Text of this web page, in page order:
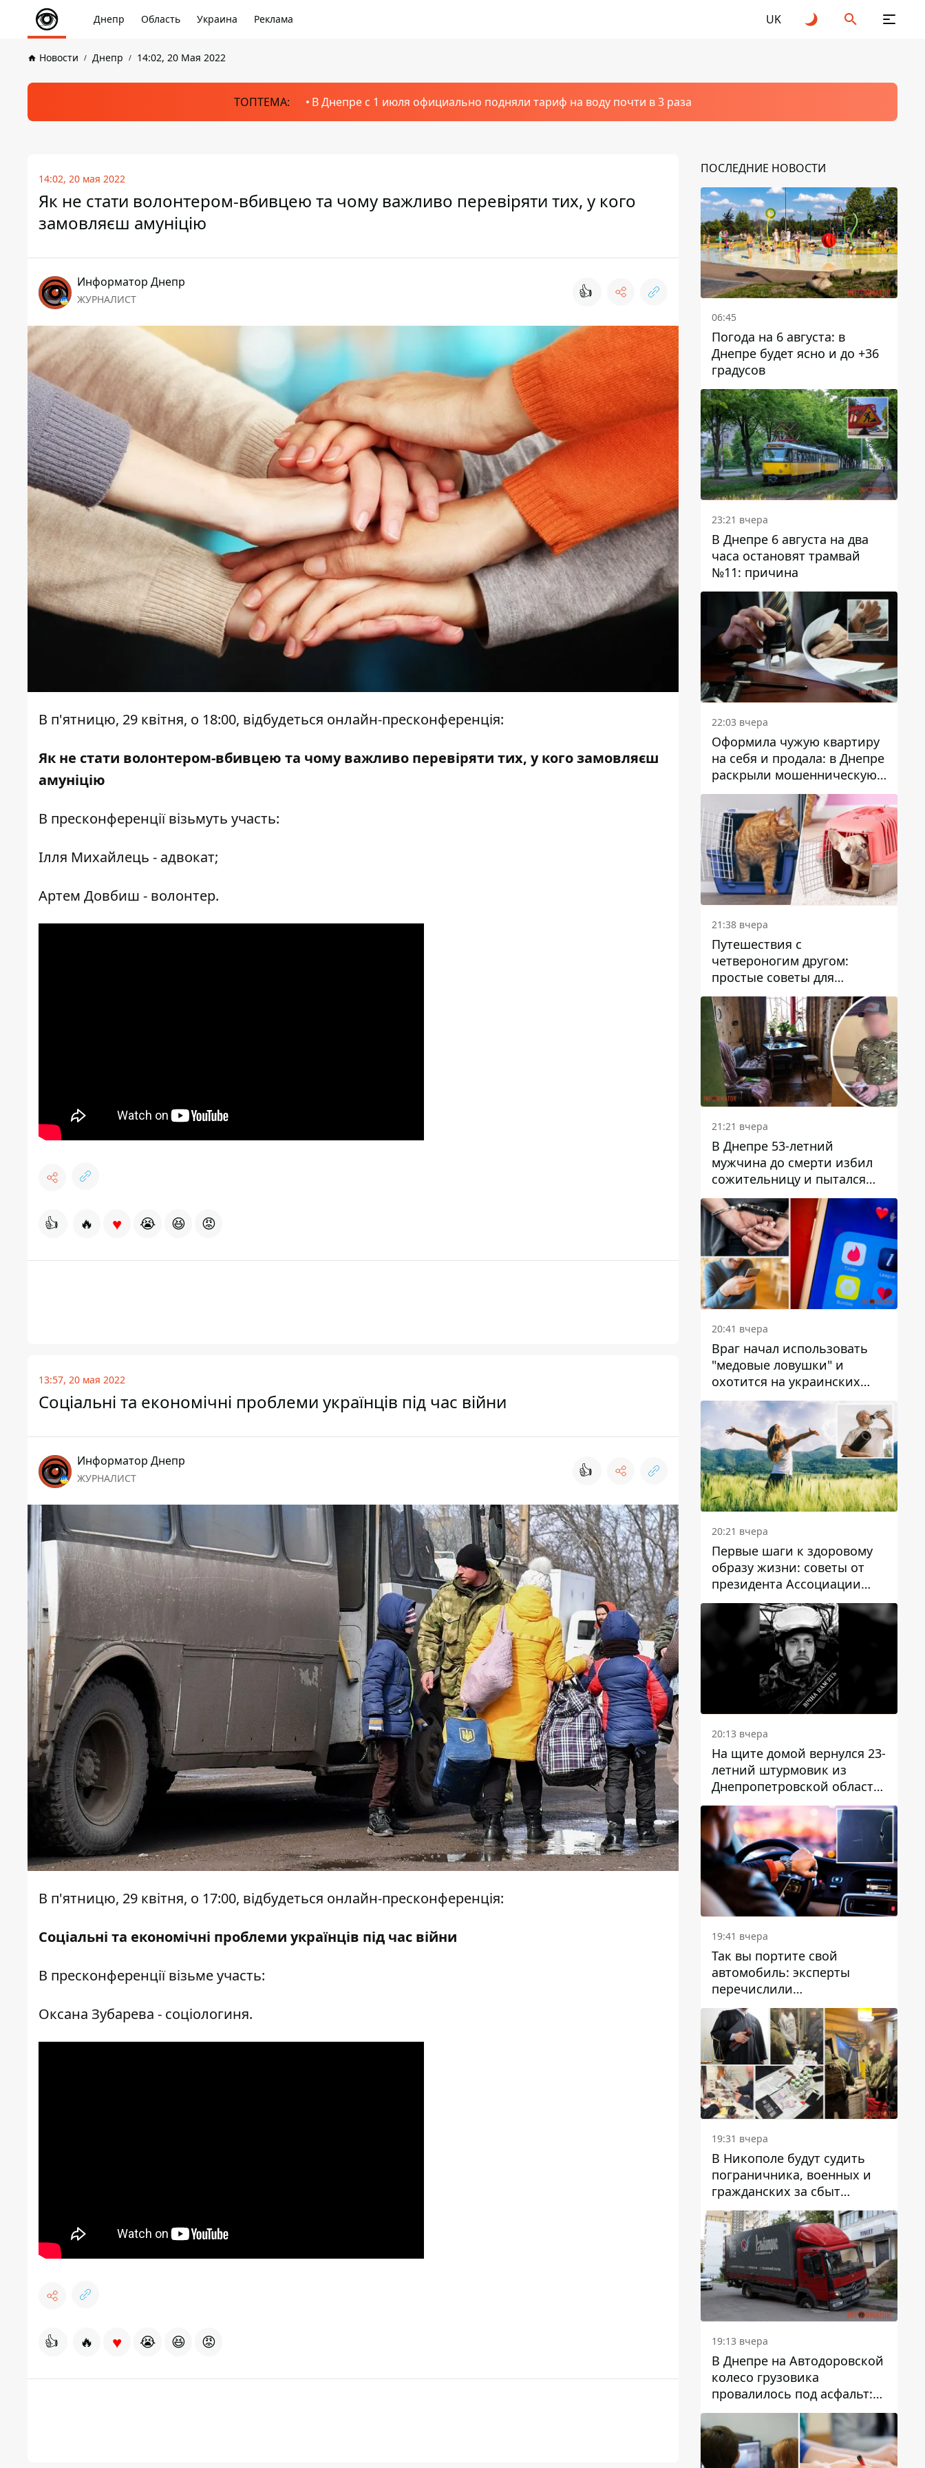
Днепр Область Украина Реклама UK
Новости Днепр 14:02, 20 Мая 2022
ТОПТЕМА: В Днепре с 1 июля официально подняли тариф на воду почти в 3 раза
14:02, 20 мая 2022
Як не стати волонтером-вбивцею та чому важливо перевіряти тих, у кого
замовляєш амуніцію
Информатор Днепр
ЖУРНАЛИСТ 👍
В п'ятницю, 29 квітня, о 18:00, відбудеться онлайн-пресконференція:
Як не стати волонтером-вбивцею та чому важливо перевіряти тих, у кого замовляєш
амуніцію
В пресконференції візьмуть участь:
Ілля Михайлець - адвокат;
Артем Довбиш - волонтер.
👍 🔥 ♥ 😭 😆 😡
13:57, 20 мая 2022
Соціальні та економічні проблеми українців під час війни
Информатор Днепр
ЖУРНАЛИСТ 👍
В п'ятницю, 29 квітня, о 17:00, відбудеться онлайн-пресконференція:
Соціальні та економічні проблеми українців під час війни
В пресконференції візьме участь:
Оксана Зубарева - соціологиня.
👍 🔥 ♥ 😭 😆 😡
ПОСЛЕДНИЕ НОВОСТИ
06:45
Погода на 6 августа: в
Днепре будет ясно и до +36
градусов
23:21 вчера
В Днепре 6 августа на два
часа остановят трамвай
№11: причина
22:03 вчера
Оформила чужую квартиру
на себя и продала: в Днепре
раскрыли мошенническую
схему с недвижимостью
21:38 вчера
Путешествия с
четвероногим другом:
простые советы для
поездок с животными
21:21 вчера
В Днепре 53-летний
мужчина до смерти избил
сожительницу и пытался
скрыть преступление:
детали
20:41 вчера
Враг начал использовать
"медовые ловушки" и
охотится на украинских
военнослужащих
20:21 вчера
Первые шаги к здоровому
образу жизни: советы от
президента Ассоциации
диетологов Украины
20:13 вчера
На щите домой вернулся 23-
летний штурмовик из
Днепропетровской области
Богдан Бескровный
19:41 вчера
Так вы портите свой
автомобиль: эксперты
перечислили
распространенные
привычки водителей,
которые на самом деле
вредят машине
19:31 вчера
В Никополе будут судить
пограничника, военных и
гражданских за сбыт
психотропов
19:13 вчера
В Днепре на Автодоровской
колесо грузовика
провалилось под асфальт:
движение заблокировано